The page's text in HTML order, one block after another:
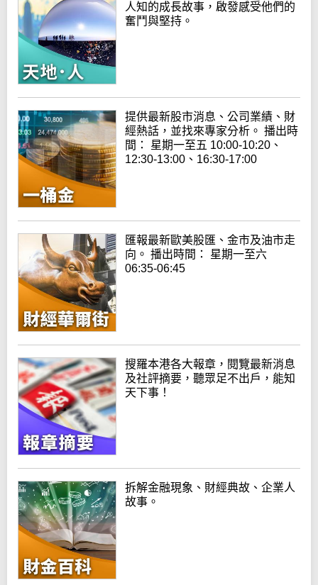
人知的成長故事，啟發感受他們的
奮鬥與堅持。
提供最新股市消息、公司業績、財
經熱話，並找來專家分析。 播出時
間： 星期一至五 10:00-10:20、
12:30-13:00、16:30-17:00
匯報最新歐美股匯、金市及油市走
向。 播出時間： 星期一至六
06:35-06:45
搜羅本港各大報章，閱覽最新消息
及社評摘要，聽眾足不出戶，能知
天下事！
拆解金融現象、財經典故、企業人
故事。